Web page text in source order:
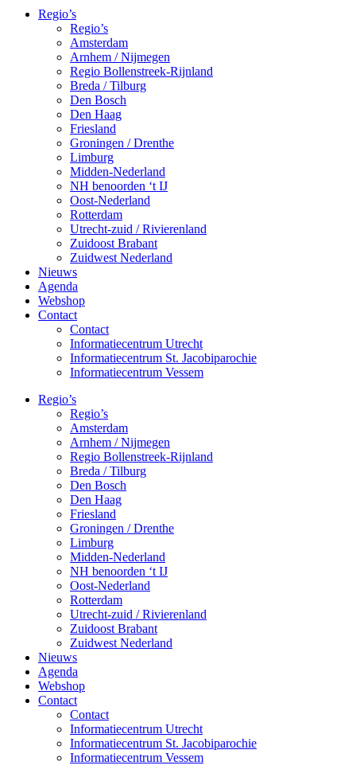
Regio’s
Regio’s
Amsterdam
Arnhem / Nijmegen
Regio Bollenstreek-Rijnland
Breda / Tilburg
Den Bosch
Den Haag
Friesland
Groningen / Drenthe
Limburg
Midden-Nederland
NH benoorden ‘t IJ
Oost-Nederland
Rotterdam
Utrecht-zuid / Rivierenland
Zuidoost Brabant
Zuidwest Nederland
Nieuws
Agenda
Webshop
Contact
Contact
Informatiecentrum Utrecht
Informatiecentrum St. Jacobiparochie
Informatiecentrum Vessem
Regio’s
Regio’s
Amsterdam
Arnhem / Nijmegen
Regio Bollenstreek-Rijnland
Breda / Tilburg
Den Bosch
Den Haag
Friesland
Groningen / Drenthe
Limburg
Midden-Nederland
NH benoorden ‘t IJ
Oost-Nederland
Rotterdam
Utrecht-zuid / Rivierenland
Zuidoost Brabant
Zuidwest Nederland
Nieuws
Agenda
Webshop
Contact
Contact
Informatiecentrum Utrecht
Informatiecentrum St. Jacobiparochie
Informatiecentrum Vessem